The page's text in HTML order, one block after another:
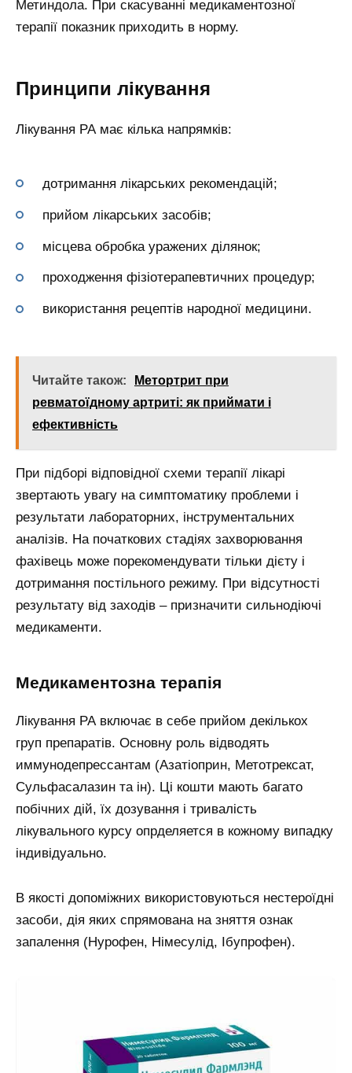
Метиндола. При скасуванні медикаментозної
терапії показник приходить в норму.
Принципи лікування
Лікування РА має кілька напрямків:
дотримання лікарських рекомендацій;
прийом лікарських засобів;
місцева обробка уражених ділянок;
проходження фізіотерапевтичних процедур;
використання рецептів народної медицини.
Читайте також:
Метортрит при
ревматоїдному артриті: як приймати і
ефективність
При підборі відповідної схеми терапії лікарі
звертають увагу на симптоматику проблеми і
результати лабораторних, інструментальних
аналізів. На початкових стадіях захворювання
фахівець може порекомендувати тільки дієту і
дотримання постільного режиму. При відсутності
результату від заходів – призначити сильнодіючі
медикаменти.
Медикаментозна терапія
Лікування РА включає в себе прийом декількох
груп препаратів. Основну роль відводять
иммунодепрессантам (Азатіоприн, Метотрексат,
Сульфасалазин та ін). Ці кошти мають багато
побічних дій, їх дозування і тривалість
лікувального курсу опрделяется в кожному випадку
індивідуально.
В якості допоміжних використовуються нестероїдні
засоби, дія яких спрямована на зняття ознак
запалення (Нурофен, Німесулід, Ібупрофен).